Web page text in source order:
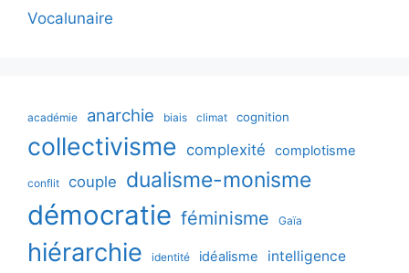
Vocalunaire
académie anarchie biais climat cognition
collectivisme complexité complotisme
conflit couple dualisme-monisme
démocratie féminisme Gaïa
hiérarchie identité idéalisme
intelligence